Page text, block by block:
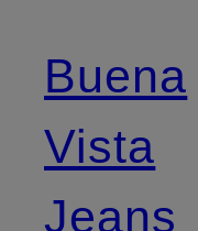
Buena
Vista
Jeans